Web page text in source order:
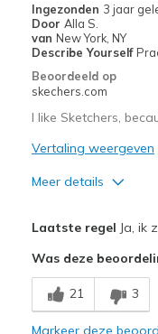
Ingezonden 3 jaar
Door Alla S.
van New York, NY
Describe Yourself
Beoordeeld op
skechers.com
I like Sketchers,
Vertaling weergeven
Meer details
Comfortable
Stylish
Laatste regel Ja, ik
Was deze
21 3
Markeer deze